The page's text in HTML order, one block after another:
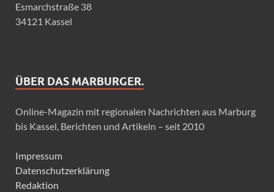
Esmarchstraße 38
34121 Kassel
ÜBER DAS MARBURGER.
Online-Magazin mit regionalen Nachrichten aus Marburg
bis Kassel, Berichten und Artikeln – seit 2010
Impressum
Datenschutzerklärung
Redaktion